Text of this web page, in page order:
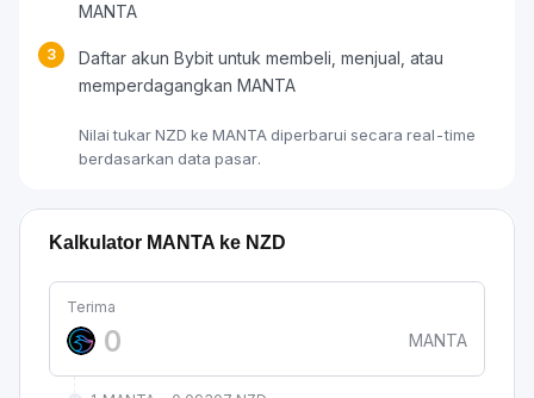
MANTA
3
Daftar akun Bybit untuk membeli, menjual, atau
memperdagangkan MANTA
Nilai tukar NZD ke MANTA diperbarui secara real-time
berdasarkan data pasar.
Kalkulator MANTA ke NZD
Terima
MANTA